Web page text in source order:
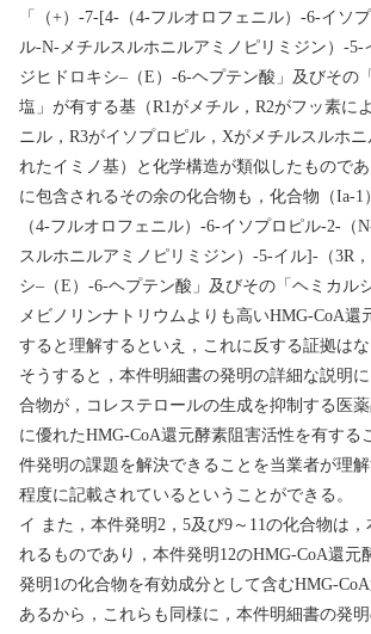
「（+） -7-[4- （4-フルオロフェニル） -6-イソ
ル-N- メチルスルホニルアミノピリミジン） -5-
ジヒドロキシ– （E ） -6-ヘプテン酸」及びその
塩」が有する基（R1 がメチル， R2がフッ素に
ニル， R3がイソプロピル， Xがメチルスルホ
れたイミノ基）と化学構造が類似したもので
に包含されるその余の化合物も，化合物（Ia-1
（4-フルオロフェニル） -6-イソプロピル-2- （
スルホニルアミノピリミジン） -5-イル]- （3R ，
シ– （E ） -6-ヘプテン酸」及びその「ヘミカル
メビノリンナトリウムよりも高いHMG-CoA還
すると理解するといえ，これに反する証拠はな
そうすると，本件明細書の発明の詳細な説明
合物が，コレステロールの生成を抑制する医
に優れたHMG-CoA還元酵素阻害活性を有する
件発明の課題を解決できることを当業者が理
程度に記載されているということができる。
イ また，本件発明 2 ， 5及び9 ～ 11 の化合物は，
れるものであり，本件発明 12のHMG-CoA還元
発明 1 の化合物を有効成分として含むHMG-CoA
あるから，これらも同様に，本件明細書の発明